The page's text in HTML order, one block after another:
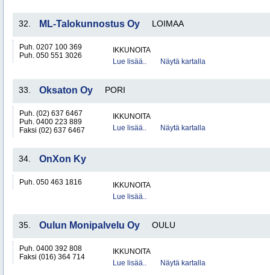
32. ML-Talokunnostus Oy LOIMAA
Puh. 0207 100 369
Puh. 050 551 3026
IKKUNOITA
Lue lisää..
Näytä kartalla
33. Oksaton Oy PORI
Puh. (02) 637 6467
Puh. 0400 223 889
Faksi (02) 637 6467
IKKUNOITA
Lue lisää..
Näytä kartalla
34. OnXon Ky
Puh. 050 463 1816
IKKUNOITA
Lue lisää..
35. Oulun Monipalvelu Oy OULU
Puh. 0400 392 808
Faksi (016) 364 714
IKKUNOITA
Lue lisää..
Näytä kartalla